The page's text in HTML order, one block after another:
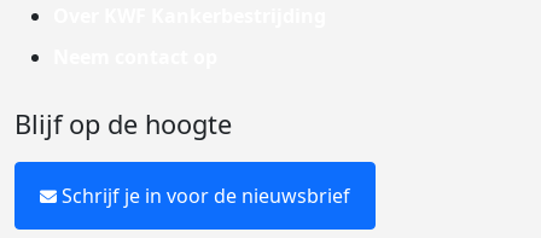
Blijf op de hoogte
Schrijf je in voor de nieuwsbrief